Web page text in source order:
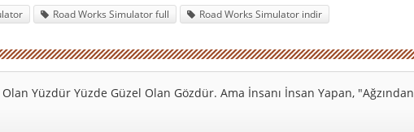
Road Works Simulator full Road Works Simulator indir
Yüzdür Yüzde Güzel Olan Gözdür. Ama İnsanı İnsan Yapan, "Ağzından